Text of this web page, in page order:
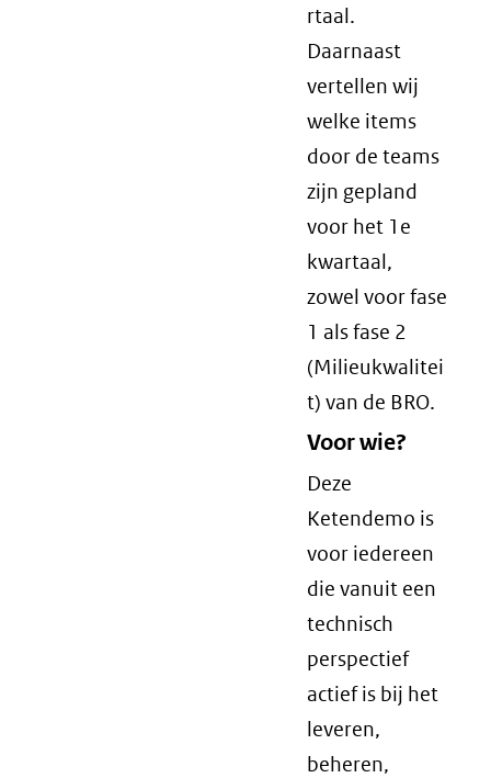
rtaal.
Daarnaast
vertellen wij
welke items
door de teams
zijn gepland
voor het 1e
kwartaal,
zowel voor fase
1 als fase 2
(Milieukwalitei
t) van de BRO.
Voor wie?
Deze
Ketendemo is
voor iedereen
die vanuit een
technisch
perspectief
actief is bij het
leveren,
beheren,